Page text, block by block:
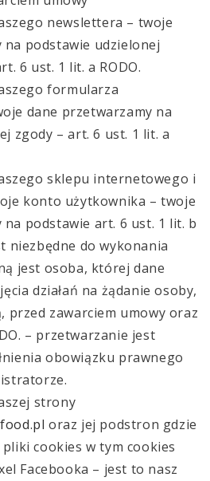
newslettera – twoje
podstawie udzielonej
6 ust. 1 lit. a RODO.
formularza
dane przetwarzamy na
zgody – art. 6 ust. 1 lit. a
sklepu internetowego i
konto użytkownika – twoje
podstawie art. 6 ust. 1 lit. b
niezbędne do wykonania
jest osoba, której dane
działań na żądanie osoby,
przed zawarciem umowy oraz
– przetwarzanie jest
obowiązku prawnego
strony
oraz jej podstron gdzie
cookies w tym cookies
Facebooka – jest to nasz